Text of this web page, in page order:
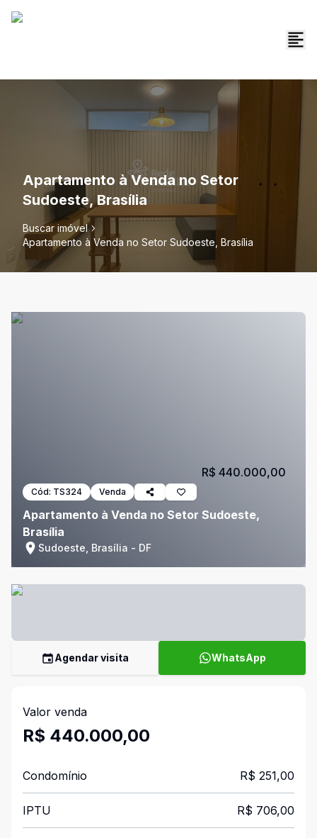
Apartamento à Venda no Setor
Sudoeste, Brasília
Buscar imóvel
Apartamento à Venda no Setor Sudoeste, Brasília
Cód: TS324 Venda
Apartamento à Venda no Setor Sudoeste,
Brasília
Sudoeste, Brasília - DF
R$ 440.000,00
Agendar visita WhatsApp
Valor venda
R$ 440.000,00
Condomínio R$ 251,00
IPTU R$ 706,00